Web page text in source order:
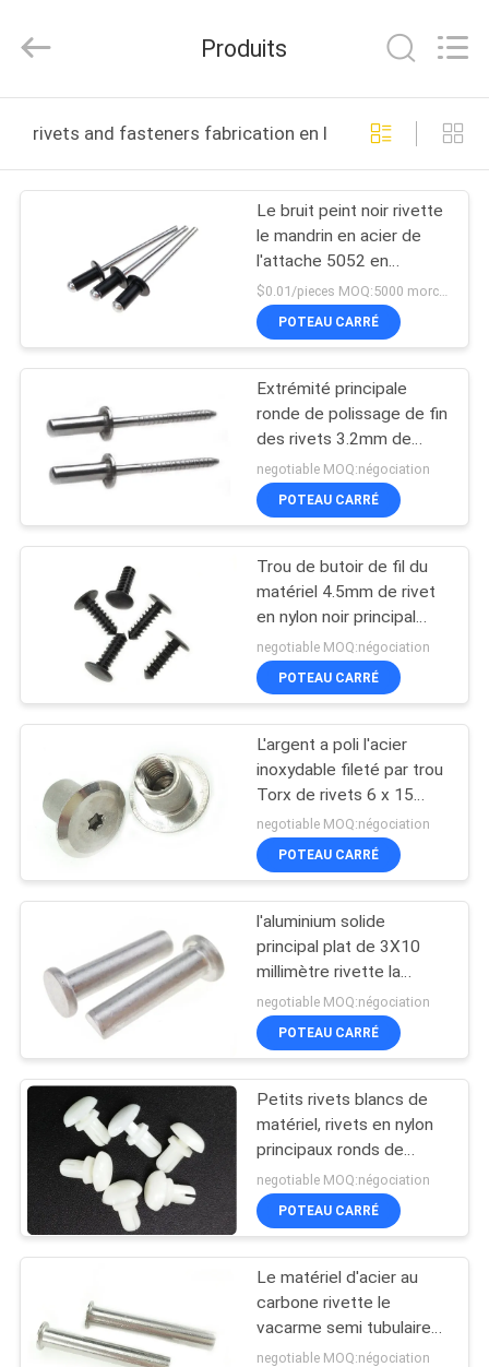
PRODUITS
SUJET
NOUS
VISITE
D'USINE
CONTRÔLE
QUALITÉ
DU
PRIVACY
POLICY
LTD.
Produits
rivets and fasteners fabrication en ligne
Le bruit peint noir rivette
le mandrin en acier de
l'attache 5052 en
aluminium
$0.01/pieces MOQ:5000 morceaux
POTEAU CARRÉ
Extrémité principale
ronde de polissage de fin
des rivets 3.2mm de
bruit d'acier inoxydable
de rivets de matériel
negotiable MOQ:négociation
POTEAU CARRÉ
Trou de butoir de fil du
matériel 4.5mm de rivet
en nylon noir principal
d'attache de botte
negotiable MOQ:négociation
POTEAU CARRÉ
L'argent a poli l'acier
inoxydable fileté par trou
Torx de rivets 6 x 15
millimètres
negotiable MOQ:négociation
POTEAU CARRÉ
l'aluminium solide
principal plat de 3X10
millimètre rivette la
catégorie 5052 pour
l'industrie
negotiable MOQ:négociation
POTEAU CARRÉ
Petits rivets blancs de
matériel, rivets en nylon
principaux ronds de
poussée de 10mm
negotiable MOQ:négociation
POTEAU CARRÉ
Le matériel d'acier au
carbone rivette le
vacarme semi tubulaire
plat 7340 de rivet de
negotiable MOQ:négociation